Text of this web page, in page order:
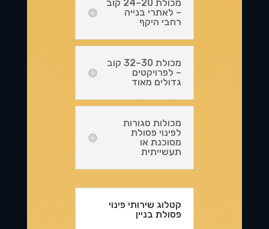
מכולת 20–24 קוב
– לאתרי בנייה
רחבי היקף
מכולת 30–32 קוב
– לפרויקטים
גדולים מאוד
מכולות סגורות
לפינוי פסולת
מסוכנת או
תעשייתית
קטלוג שירותי פינוי
פסולת בניין